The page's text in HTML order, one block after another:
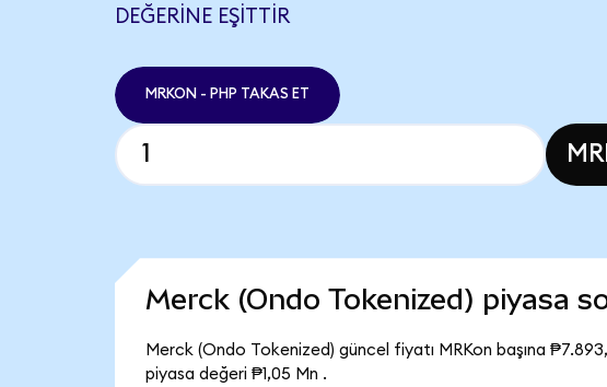
DEĞERINE EŞITTIR
MRKON - PHP TAKAS ET
Merck (Ondo Tokenized) piyasa
Merck (Ondo Tokenized) güncel fiyatı MRKon başına
piyasa değeri ₱1,05 Mn .